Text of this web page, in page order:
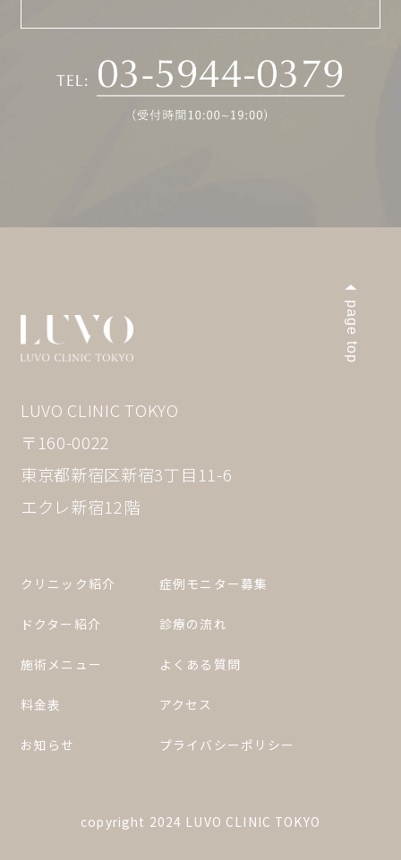
page top
LUVO CLINIC TOKYO
〒160-0022
東京都新宿区新宿3丁目11-6
エクレ新宿12階
クリニック紹介
ドクター紹介
施術メニュー
料金表
お知らせ
症例モニター募集
診療の流れ
よくある質問
アクセス
プライバシーポリシー
copyright 2024 LUVO CLINIC TOKYO